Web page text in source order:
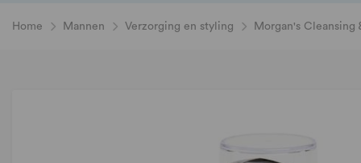
Home Mannen Verzorging en styling Morgan's Cleansing